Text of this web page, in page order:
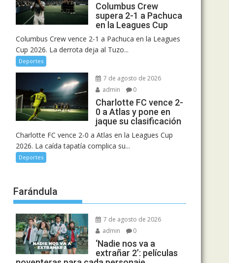
Columbus Crew
supera 2-1 a Pachuca
en la Leagues Cup
Columbus Crew vence 2-1 a Pachuca en la Leagues
Cup 2026. La derrota deja al Tuzo...
Deportes
7 de agosto de 2026
admin
0
Charlotte FC vence 2-
0 a Atlas y pone en
jaque su clasificación
Charlotte FC vence 2-0 a Atlas en la Leagues Cup
2026. La caída tapatía complica su...
Deportes
Farándula
7 de agosto de 2026
admin
0
‘Nadie nos va a
extrañar 2’: películas